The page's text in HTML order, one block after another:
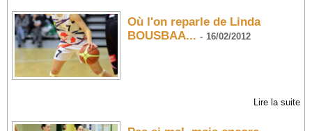
Où l'on reparle de Linda
BOUSBAA... - 16/02/2012
Lire la suite